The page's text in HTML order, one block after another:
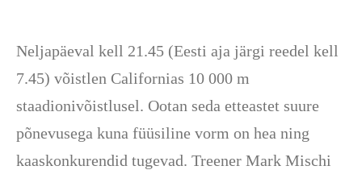
Neljapäeval kell 21.45 (Eesti aja järgi reedel kell
7.45) võistlen Californias 10 000 m
staadionivõistlusel. Ootan seda etteastet suure
põnevusega kuna füüsiline vorm on hea ning
kaaskonkurendid tugevad. Treener Mark Mischi